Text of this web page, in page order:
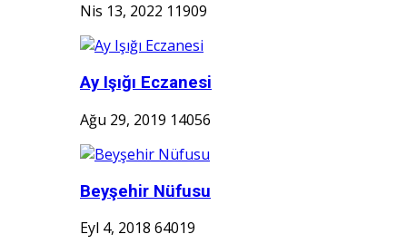
Nis 13, 2022 11909
Ay Işığı Eczanesi
Ağu 29, 2019 14056
Beyşehir Nüfusu
Eyl 4, 2018 64019